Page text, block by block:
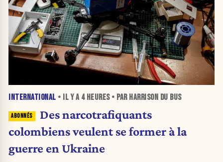
INTERNATIONAL • IL Y A 4 HEURES• PAR HARRISON DU BUS
Des narcotrafiquants
colombiens veulent se former à la
guerre en Ukraine